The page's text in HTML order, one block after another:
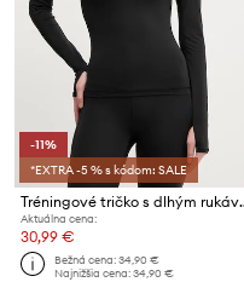
-11%
*EXTRA -5 % s kódom: SALE
Tréningové
Aktuálna cena:
30,99 €
Bežná cena:34,90 €
Najnižšia cena:34,90 €